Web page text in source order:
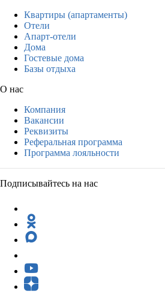
Квартиры (апартаменты)
Отели
Апарт-отели
Дома
Гостевые дома
Базы отдыха
О нас
Компания
Вакансии
Реквизиты
Реферальная программа
Программа лояльности
Подписывайтесь на нас